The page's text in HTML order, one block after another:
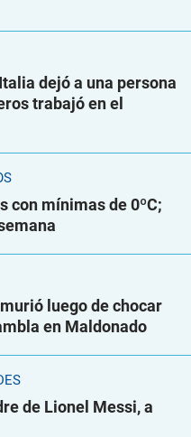
dejó a una persona
trabajó en el
con mínimas de 0ºC;
luego de chocar
en Maldonado
de Lionel Messi, a